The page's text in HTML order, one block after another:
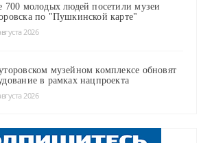
700 молодых людей посетили музеи
по "Пушкинской карте"
2026
музейном комплексе обновят
в рамках нацпроекта
2026